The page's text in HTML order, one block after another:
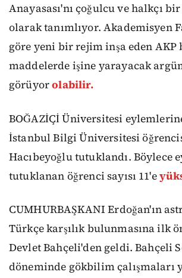
Anayasası'nı çoğulcu ve halkçı
olarak tanımlıyor. Akademisyen
göre yeni bir rejim inşa eden AKP
maddelerde işine yarayacak
görüyorolabilir.
BOĞAZİÇİÜniversitesi
İstanbul Bilgi Üniversitesi
Hacıbeyoğlu tutuklandı. Böylece
tutuklanan öğrenci sayısı 11'e
CUMHURBAŞKANI Erdoğan'ın
Türkçe karşılık bulunmasına ilk
Devlet Bahçeli'den geldi. Bahçeli
döneminde gökbilim çalışmaları